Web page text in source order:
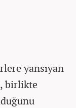
yansıyan
birlikte